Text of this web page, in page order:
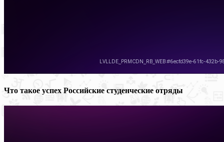
Что такое успех Российские студенческие отряды